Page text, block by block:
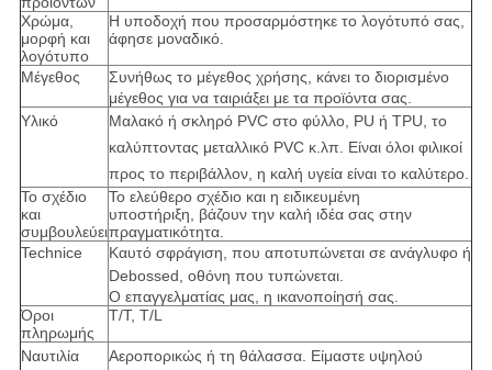
Χρώμα,
μορφή και
λογότυπο
Η υποδοχή που προσαρμόστηκε το λογότυπό σας,
άφησε μοναδικό.
Μέγεθος Συνήθως το μέγεθος χρήσης, κάνει το διορισμένο
μέγεθος για να ταιριάξει με τα προϊόντα σας.
Υλικό
Μαλακό ή σκληρό PVC στο φύλλο, PU ή TPU, το
καλύπτοντας μεταλλικό PVC κ.λπ. Είναι όλοι φιλικοί
προς το περιβάλλον, η καλή υγεία είναι το καλύτερο.
Το σχέδιο
και
συμβουλεύει
Το ελεύθερο σχέδιο και η ειδικευμένη
υποστήριξη, βάζουν την καλή ιδέα σας στην
πραγματικότητα.
Technice
Καυτό σφράγιση, που αποτυπώνεται σε ανάγλυφο ή
Debossed, οθόνη που τυπώνεται.
Ο επαγγελματίας μας, η ικανοποίησή σας.
Όροι
πληρωμής
T/T, T/L
Ναυτιλία Αεροπορικώς ή τη θάλασσα. Είμαστευψηλού